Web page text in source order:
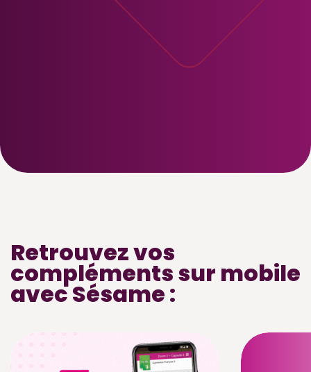
Retrouvez vos
compléments sur mobile
avec Sésame :